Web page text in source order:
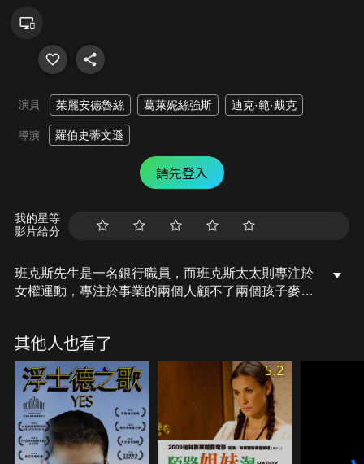
演員 茱麗安德魯絲 葛萊妮絲強斯 迪克·範·戴克
導演 羅伯史蒂文遜
請先登入
我的星等
影片給分
班克斯先生是一名銀行職員，而班克斯太太則專注於
女權運動，專注於事業的兩個人顧不了兩個孩子麥克
褓母仙女瑪麗·帕萍絲，她來到人間幫助班克斯家的
兩個孩子重拾歡樂，教導他們如何克服生活的困難，
讓兩個孩子重新感受到了親情和友情，並讓終日汲汲
於銀行業務與女權運動的班克斯兩夫婦體認到親子關
係的可貴。
其他人也看了
5.2